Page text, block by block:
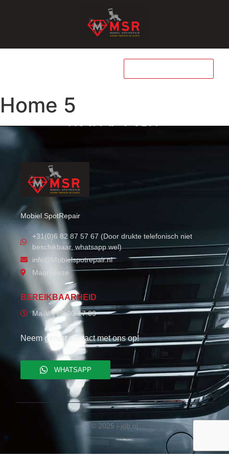
Home 5
Mobiel SpotRepair
+31(0)6 82 87 57 67 (Door drukte telefonisch niet
beschikbaar, whatsapp wel)
info@Mobielspotrepair.nl
Maarheeze
BEREIKBAARHEID
Ma-Vrij 09:00-17:00
Neem gerust contact met ons op!
WHATSAPP
© 2025 i-job.nl